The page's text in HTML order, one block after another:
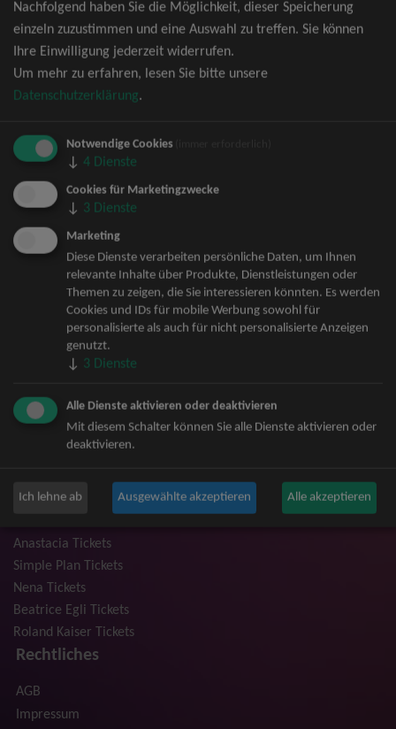
David Garrett Tickets
Andrea Berg Tickets
Backstreet Boys Tickets
Unheilig Tickets
Santiano Tickets
Bryan Adams Tickets
Andreas Gabalier Tickets
Die Fantastischen Vier Tickets
Herbert Grönemeyer Tickets
Deep Purple Tickets
Howard Carpendale Tickets
Jan Delay & Disko No.1 Tickets
Pur Tickets
Bob Dylan Tickets
Mark Forster Tickets
The Prodigy Tickets
Niedeckens BAP Tickets
Judas Priest Tickets
Trailerpark & Friends Tickets
Anastacia Tickets
Simple Plan Tickets
Nena Tickets
Beatrice Egli Tickets
Roland Kaiser Tickets
Rechtliches
AGB
Impressum
Nachfolgend haben Sie die Möglichkeit, dieser Speicherung
einzeln zuzustimmen und eine Auswahl zu treffen. Sie können
Ihre Einwilligung jederzeit widerrufen.
Um mehr zu erfahren, lesen Sie bitte unsere
Datenschutzerklärung.
Notwendige Cookies
↓ 4 Dienste
Cookies für Marketingzwecke
↓ 3 Dienste
Marketing
Diese Dienste verarbeiten persönliche Daten, um Ihnen
relevante Inhalte über Produkte, Dienstleistungen oder
Themen zu zeigen, die Sie interessieren könnten. Es werden
Cookies und IDs für mobile Werbung sowohl für
personalisierte als auch für nicht personalisierte Anzeigen
genutzt.
↓ 3 Dienste
Alle Dienste aktivieren oder deaktivieren
Mit diesem Schalter können Sie alle Dienste aktivieren oder
deaktivieren.
Ich lehne ab Ausgewählte akzeptieren Alle akzeptieren